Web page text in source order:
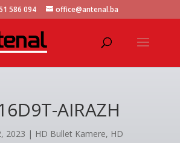
586 094 office@antenal.ba
AIRAZH
2023 | HD Bullet Kamere, HD